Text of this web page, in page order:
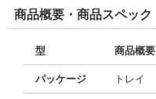
商品概要・商品スペック
型 商品概要
パッケージ トレイ